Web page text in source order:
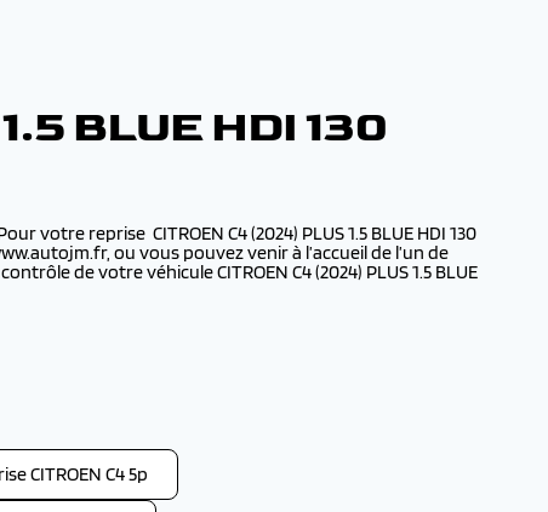
BLUE HDI 130
votre reprise CITROEN C4 (2024) PLUS 1.5 BLUE HDI 130
ou vous pouvez venir à l’accueil de l’un de
de votre véhicule CITROEN C4 (2024) PLUS 1.5 BLUE
CITROEN C4 5p